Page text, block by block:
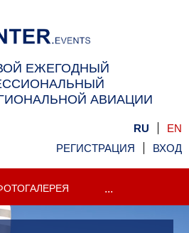
ЕЖЕГОДНЫЙ
АВИАЦИИ
RU
EN
РЕГИСТРАЦИЯ
ВХОД
...